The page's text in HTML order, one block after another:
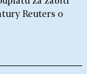
Reuters o